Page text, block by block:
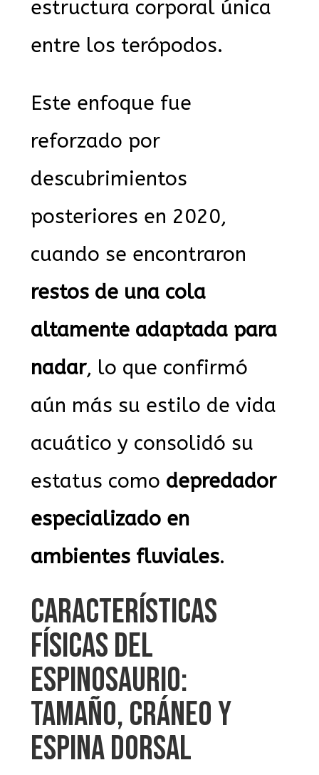
estructura corporal única
entre los terópodos.
Este enfoque fue
reforzado por
descubrimientos
posteriores en 2020,
cuando se encontraron
restos de una cola
altamente adaptada para
nadar, lo que confirmó
aún más su estilo de vida
acuático y consolidó su
estatus como depredador
especializado en
ambientes fluviales.
CARACTERÍSTICAS
FÍSICAS DEL
ESPINOSAURIO:
TAMAÑO, CRÁNEO Y
ESPINA DORSAL